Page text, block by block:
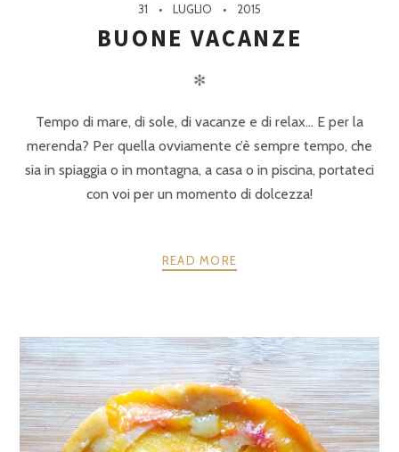
31 LUGLIO 2015
BUONE VACANZE
✻
Tempo di mare, di sole, di vacanze e di relax… E per la
merenda? Per quella ovviamente c’è sempre tempo, che
sia in spiaggia o in montagna, a casa o in piscina, portateci
con voi per un momento di dolcezza!
READ MORE